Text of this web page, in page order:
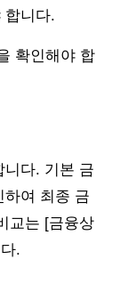
합니다.
확인해야 합
니다. 기본 금
하여 최종 금
교는 [금융상
.